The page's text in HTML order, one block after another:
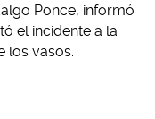
Ponce, informó
el incidente a la
los vasos.